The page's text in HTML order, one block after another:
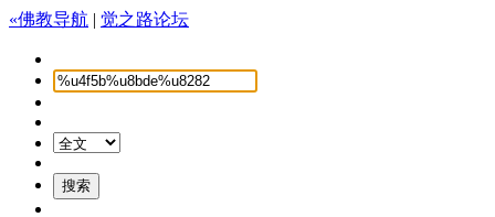
«佛教导航 | 觉之路论坛